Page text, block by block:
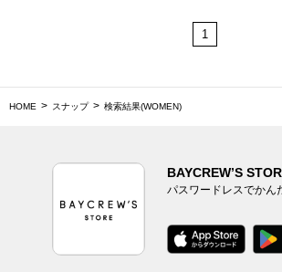
1
HOME スナップ 検索結果(WOMEN)
BAYCREW’S
パスワードレスでかん